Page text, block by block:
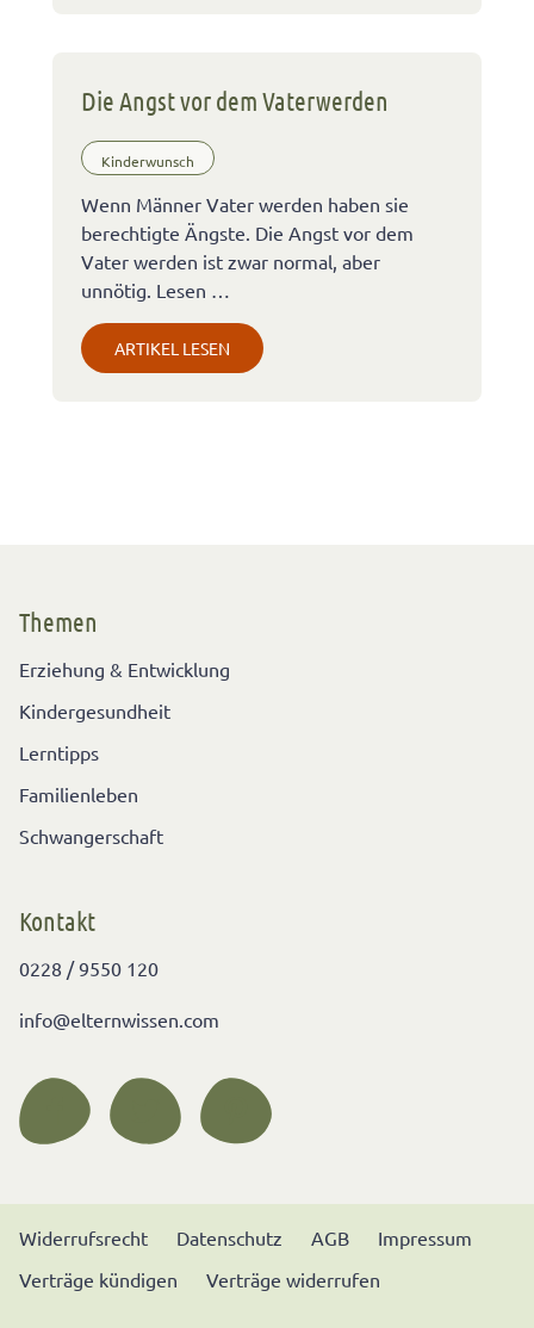
Die Angst vor dem Vaterwerden
Kinderwunsch
Wenn Männer Vater werden haben sie
berechtigte Ängste. Die Angst vor dem
Vater werden ist zwar normal, aber
unnötig. Lesen …
ARTIKEL LESEN
Themen
Erziehung & Entwicklung
Kindergesundheit
Lerntipps
Familienleben
Schwangerschaft
Kontakt
0228 / 9550 120
info@elternwissen.com
Widerrufsrecht Datenschutz AGB
Impressum
Verträge kündigen
Verträge widerrufen